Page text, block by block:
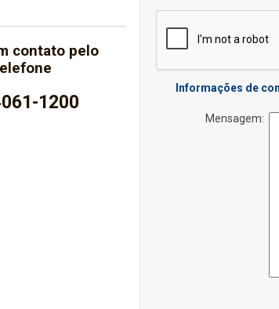
contato pelo
1200
Informações de
Mensagem: